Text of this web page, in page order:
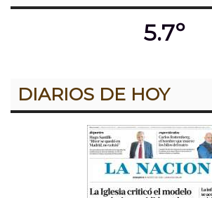
5.7º
DIARIOS DE HOY